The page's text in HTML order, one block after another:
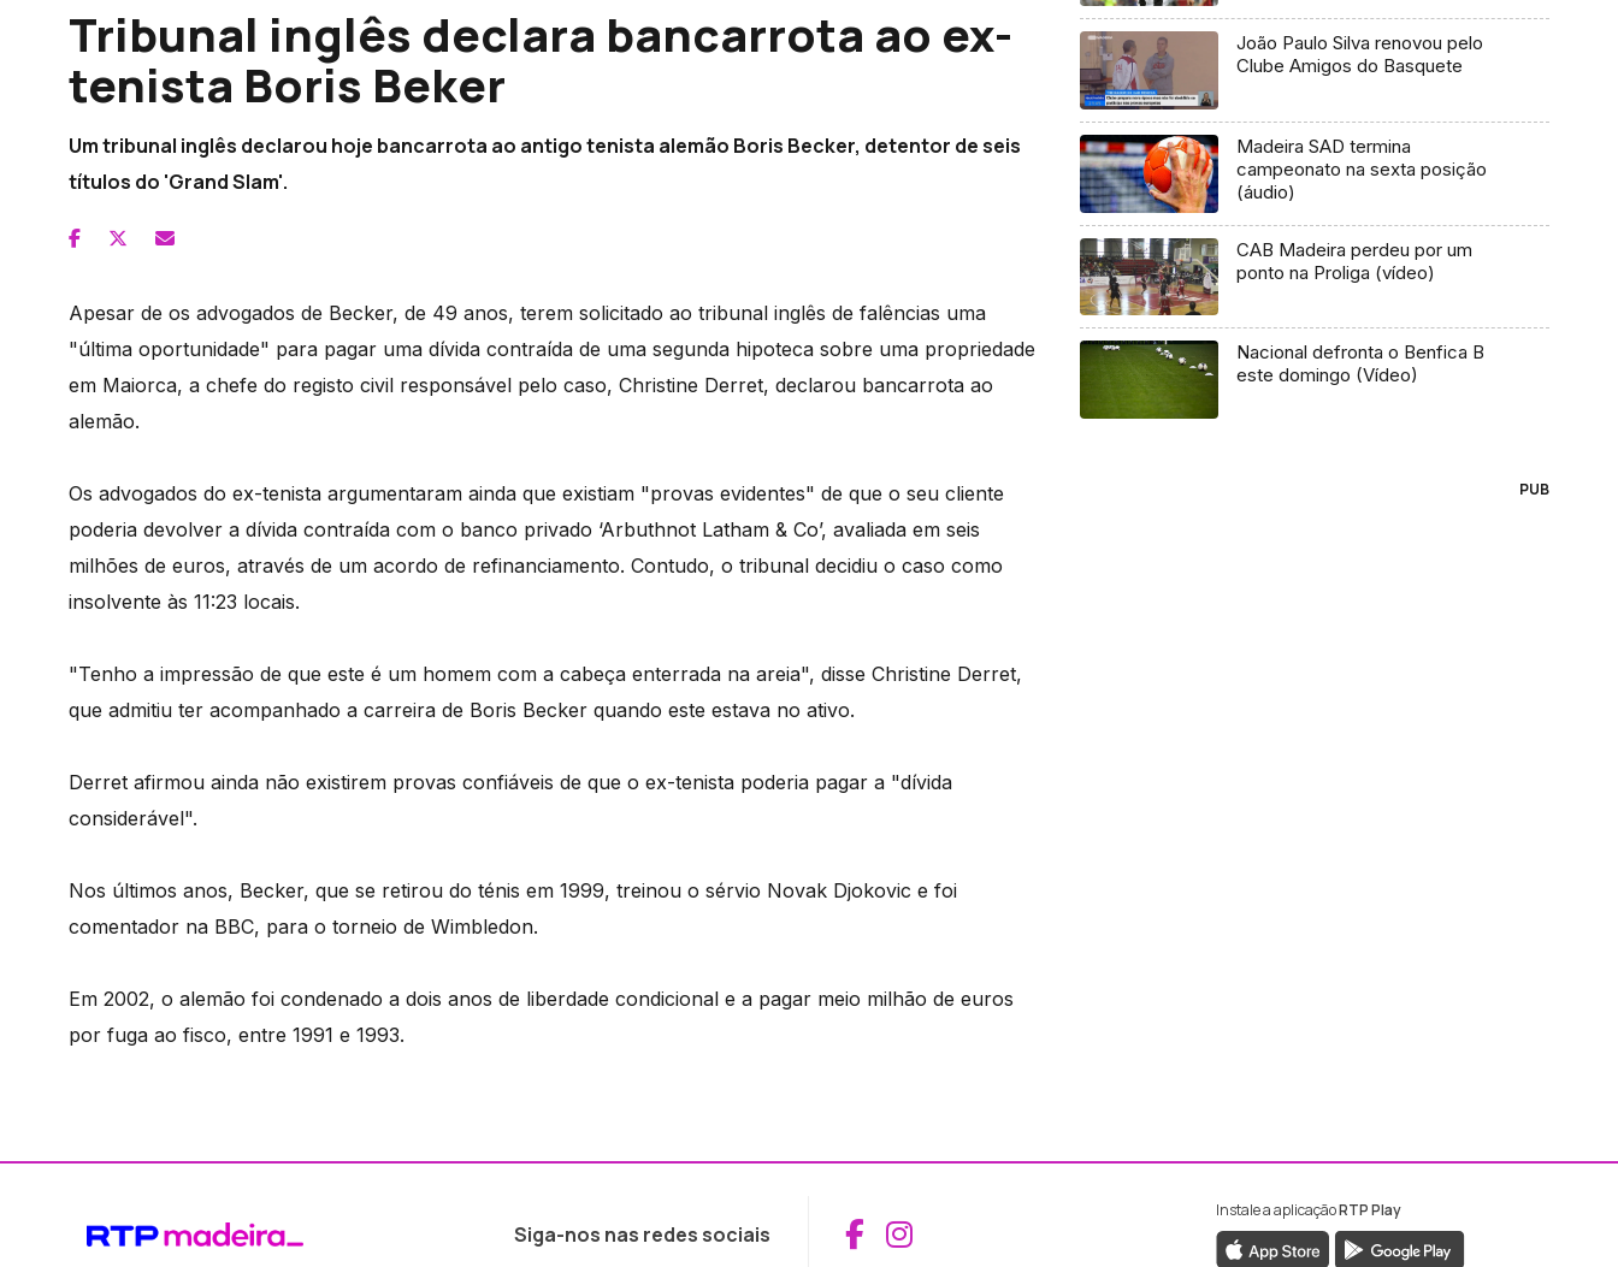
Tribunal inglês declara bancarrota ao ex-
tenista Boris Beker
Um tribunal inglês declarou hoje bancarrota ao antigo tenista alemão Boris Becker, detentor de seis
títulos do 'Grand Slam'.
Apesar de os advogados de Becker, de 49 anos, terem solicitado ao tribunal inglês de falências uma
"última oportunidade" para pagar uma dívida contraída de uma segunda hipoteca sobre uma propriedade
em Maiorca, a chefe do registo civil responsável pelo caso, Christine Derret, declarou bancarrota ao
alemão.
Os advogados do ex-tenista argumentaram ainda que existiam "provas evidentes" de que o seu cliente
poderia devolver a dívida contraída com o banco privado ‘Arbuthnot Latham & Co’, avaliada em seis
milhões de euros, através de um acordo de refinanciamento. Contudo, o tribunal decidiu o caso como
insolvente às 11:23 locais.
"Tenho a impressão de que este é um homem com a cabeça enterrada na areia", disse Christine Derret,
que admitiu ter acompanhado a carreira de Boris Becker quando este estava no ativo.
Derret afirmou ainda não existirem provas confiáveis de que o ex-tenista poderia pagar a "dívida
considerável".
Nos últimos anos, Becker, que se retirou do ténis em 1999, treinou o sérvio Novak Djokovic e foi
comentador na BBC, para o torneio de Wimbledon.
Em 2002, o alemão foi condenado a dois anos de liberdade condicional e a pagar meio milhão de euros
por fuga ao fisco, entre 1991 e 1993.
João Paulo Silva renovou pelo
Clube Amigos do Basquete
Madeira SAD termina
campeonato na sexta posição
(áudio)
CAB Madeira perdeu por um
ponto na Proliga (vídeo)
Nacional defronta o Benfica B
este domingo (Vídeo)
PUB
Siga-nos nas redes sociais Aceder ao Facebook da RTP Madeira
Aceder ao Instagram da RTP Madeira
Instale a aplicaçãoRTP Play